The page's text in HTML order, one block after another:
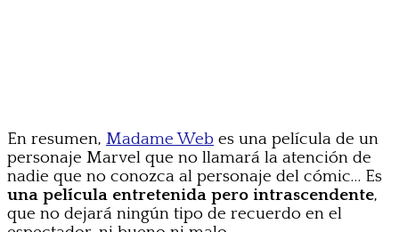
En resumen, Madame Web es una película de un
personaje Marvel que no llamará la atención de
nadie que no conozca al personaje del cómic… Es
una película entretenida pero intrascendente,
que no dejará ningún tipo de recuerdo en el